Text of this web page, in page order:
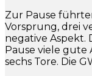
Zur Pause
Vorsprung, drei
negative Aspekt.
Pause viele gute
sechs Tore. Die